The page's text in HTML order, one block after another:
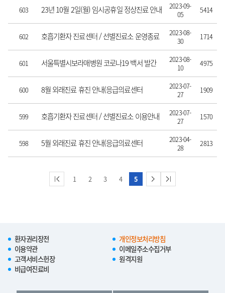
603 23년 10월 2일(월) 임시공휴일 정상진료 안내
2023-09-
05
5414
602
호흡기환자 진료센터 / 선별진료소 운영종료
2023-08-
30
1714
601 서울특별시보라매병원 코로나19 백서 발간
2023-08-
10
4975
600
8월 외래진료 휴진 안내(응급의료센터
2023-07-
27
1909
599
호흡기환자 진료센터 / 선별진료소 이용안내
2023-07-
27
1570
598
5월 외래진료 휴진 안내(응급의료센터
2023-04-
28
2813
1 2 3 4 5
환자권리장전
개인정보처리방침
이용약관
이메일주소수집거부
고객서비스헌장
원격지원
비급여진료비